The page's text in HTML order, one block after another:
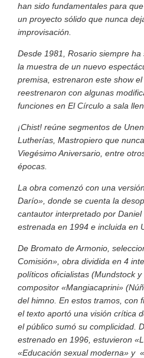
han sido fundamentales para
un proyecto sólido que nunca
improvisación.
Desde 1981, Rosario siempre
la muestra de un nuevo
premisa, estrenaron este show
reestrenaron con algunas
funciones en El Círculo a sala
¡Chist! reúne segmentos de
Lutherías, Mastropiero que
Viegésimo Aniversario, entre
épocas.
La obra comenzó con una
Darío», donde se cuenta la
cantautor interpretado por Daniel
estrenada en 1994 e incluida en
De Bromato de Armonio,
Comisión», obra dividida en 4
políticos oficialistas (Mundstock
compositor «Mangiacaprini»
del himno. En estos tramos, con
el texto aportó una visión crítica
el público sumó su complicidad.
estrenado en 1996, estuvieron
«Educación sexual moderna» y